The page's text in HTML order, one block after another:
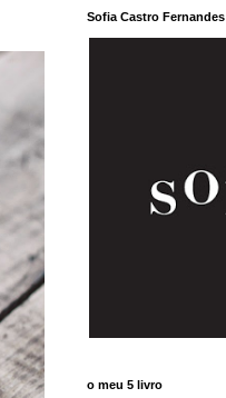
Sofia Castro Fernandes
o meu 5 livro